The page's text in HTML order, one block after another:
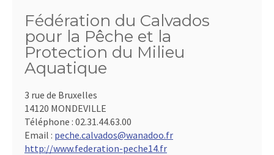
Fédération du Calvados
pour la Pêche et la
Protection du Milieu
Aquatique
3 rue de Bruxelles
14120 MONDEVILLE
Téléphone : 02.31.44.63.00
Email : peche.calvados@wanadoo.fr
http://www.federation-peche14.fr